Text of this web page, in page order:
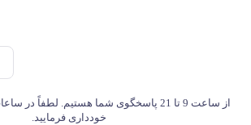
از ساعت 9 تا 21 پاسخگوی شما هستیم. لطفاً
خودداری فرمایید.